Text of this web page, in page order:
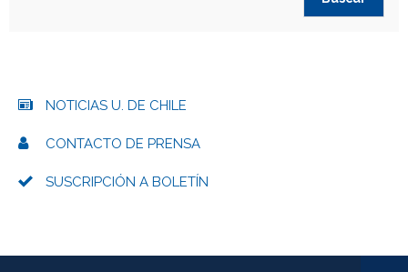
NOTICIAS U. DE CHILE
CONTACTO DE PRENSA
SUSCRIPCIÓN A BOLETÍN